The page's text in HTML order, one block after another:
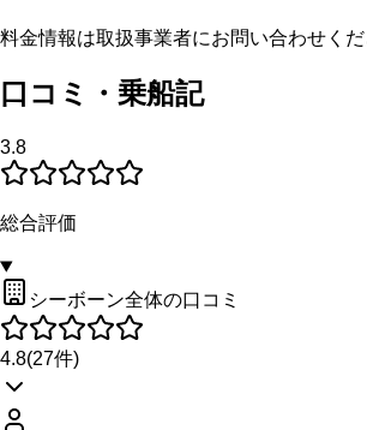
料金情報は取扱事業者にお問い合わせくだ
口コミ・乗船記
3.8
総合評価
シーボーン全体の口コミ
4.8(27件)